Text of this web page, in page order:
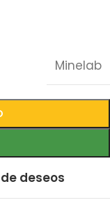
Minelab
deseos